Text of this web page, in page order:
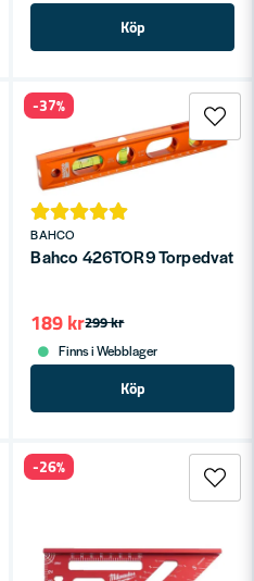
Köp
2m
BAHCO
Bahco 426TOR9
299 kr
189 kr
Finns i Webblager
Köp
-37%
-26%